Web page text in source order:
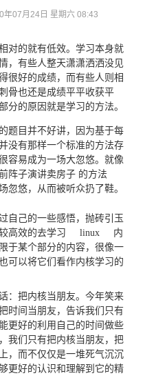
年07月24日 星期六 08:43
对的就有低效。学习本身就
，有些人整天潇潇洒洒没见
很好的成绩，而有些人则相
骨也还是成绩平平收获平
分的原因就是学习的方法。
题目并不好讲，因为基于每
没有那样一个标准的方法存
容易成为一场大忽悠。就像
阵子演讲卖房子 的方法
忽悠，从而被听众扔了鞋。
自己的一些感悟，抛砖引玉
高效的去学习
linux
内
于某个部分的内容，很像一
可以将它们看作内核学习的
：把内核当朋友。今年笑来
时间当朋友，告诉我们只有
更好的利用自己的时间做些
我们只有把内核当朋友，把
，而不仅仅是一堆死气沉沉
更好的认识和理解到它的精